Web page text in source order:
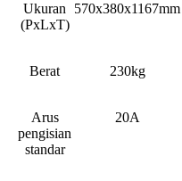
Ukuran
(PxLxT)
570x380x1167mm
Berat 230kg
Arus
pengisian
standar
20A